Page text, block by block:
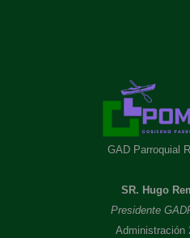
GAD Parroquial
SR. Hugo
Presidente
Administración